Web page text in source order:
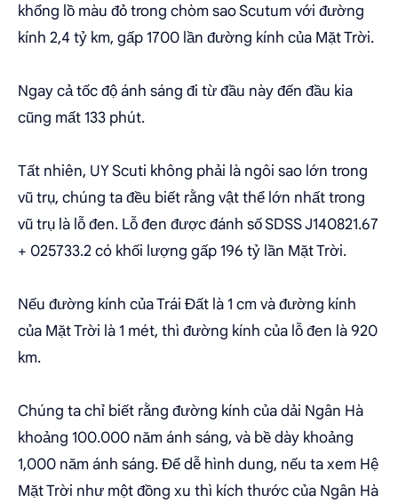
khổng lồ màu đỏ trong chòm sao Scutum với đường
kính 2,4 tỷ km, gấp 1700 lần đường kính của Mặt Trời.
Ngay cả tốc độ ánh sáng đi từ đầu này đến đầu kia
cũng mất 133 phút.
Tất nhiên, UY Scuti không phải là ngôi sao lớn trong
vũ trụ, chúng ta đều biết rằng vật thể lớn nhất trong
vũ trụ là lỗ đen. Lỗ đen được đánh số SDSS J140821.67
+ 025733.2 có khối lượng gấp 196 tỷ lần Mặt Trời.
Nếu đường kính của Trái Đất là 1 cm và đường kính
của Mặt Trời là 1 mét, thì đường kính của lỗ đen là 920
km.
Chúng ta chỉ biết rằng đường kính của dải Ngân Hà
khoảng 100.000 năm ánh sáng, và bề dày khoảng
1,000 năm ánh sáng. Để dễ hình dung, nếu ta xem Hệ
Mặt Trời như một đồng xu thì kích thước của Ngân Hà